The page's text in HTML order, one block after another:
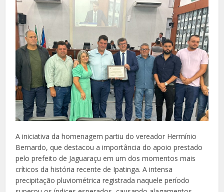
A iniciativa da homenagem partiu do vereador Hermínio
Bernardo, que destacou a importância do apoio prestado
pelo prefeito de Jaguaraçu em um dos momentos mais
críticos da história recente de Ipatinga. A intensa
precipitação pluviométrica registrada naquele período